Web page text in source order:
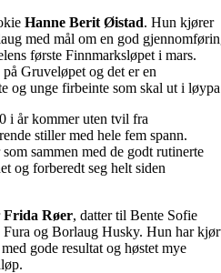
Hanne Berit Øistad. Hun kjører
med mål om en god
første Finnmarksløpet i mars.
Gruveløpet og det er en
og unge firbeinte som skal ut i
i år kommer uten tvil fra
stiller med hele fem spann.
sammen med de godt rutinerte
og forberedt seg helt siden
Frida Røer, datter til Bente Sofie
Fura og Borlaug Husky. Hun har
gode resultat og høstet mye